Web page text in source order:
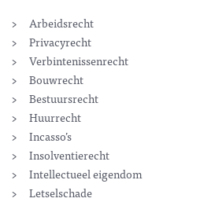
Arbeidsrecht
Privacyrecht
Verbintenissenrecht
Bouwrecht
Bestuursrecht
Huurrecht
Incasso’s
Insolventierecht
Intellectueel eigendom
Letselschade